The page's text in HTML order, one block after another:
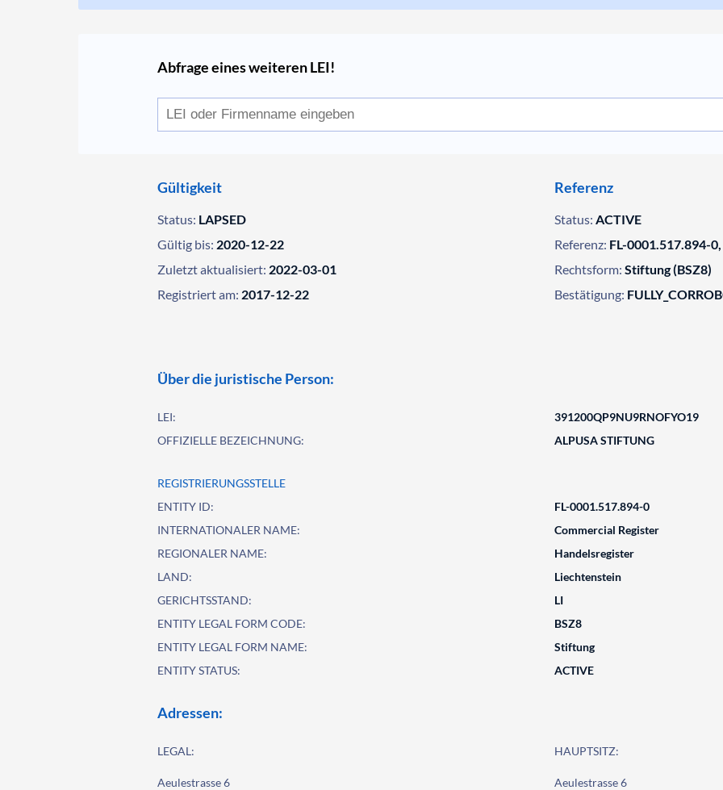
Abfrage eines weiteren LEI!
Gültigkeit
Status: LAPSED
Gültig bis: 2020-12-22
Zuletzt aktualisiert: 2022-03-01
Registriert am: 2017-12-22
Referenz
Status: ACTIVE
Referenz: FL-0001.517.894-
Rechtsform: Stiftung (BSZ8)
Bestätigung:
Über die juristische Person:
LEI:
391200QP9NU9RNOFYO19
OFFIZIELLE BEZEICHNUNG:
ALPUSA STIFTUNG
REGISTRIERUNGSSTELLE
ENTITY ID:
FL-0001.517.894-0
INTERNATIONALER NAME:
Commercial Register
REGIONALER NAME:
Handelsregister
LAND:
Liechtenstein
GERICHTSSTAND:
LI
ENTITY LEGAL FORM CODE:
BSZ8
ENTITY LEGAL FORM NAME:
Stiftung
ENTITY STATUS:
ACTIVE
Adressen:
LEGAL:
Aeulestrasse 6
HAUPTSITZ:
Aeulestrasse 6